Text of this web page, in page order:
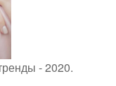
- 2020.